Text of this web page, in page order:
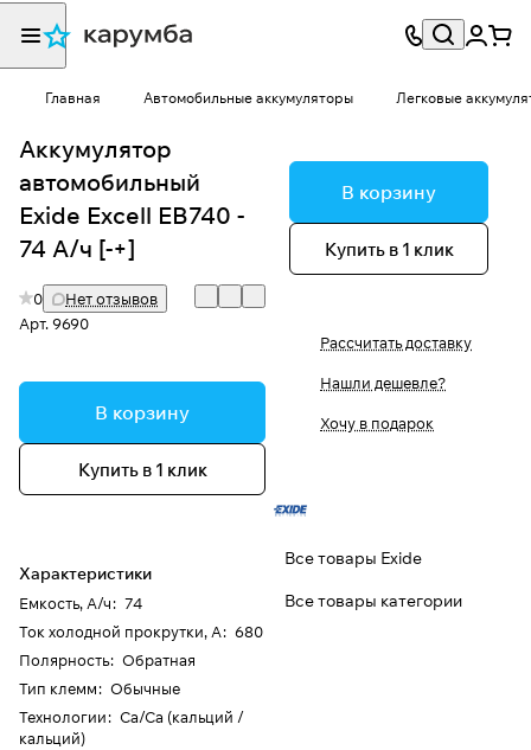
Главная Автомобильные аккумуляторы Легковые
Аккумулятор
автомобильный
Exide Excell EB740 -
74 А/ч [-+]
0
Нет отзывов
Арт.9690
В корзину
Купить в 1 клик
Характеристики
Емкость, А/ч: 74
Ток холодной прокрутки, А: 680
Полярность: Обратная
Тип клемм: Обычные
Технологии: Ca/Ca (кальций /
кальций)
В корзину
Купить в 1 клик
Рассчитать доставку
Нашли дешевле?
Хочу в подарок
Все товары Exide
Все товары категории